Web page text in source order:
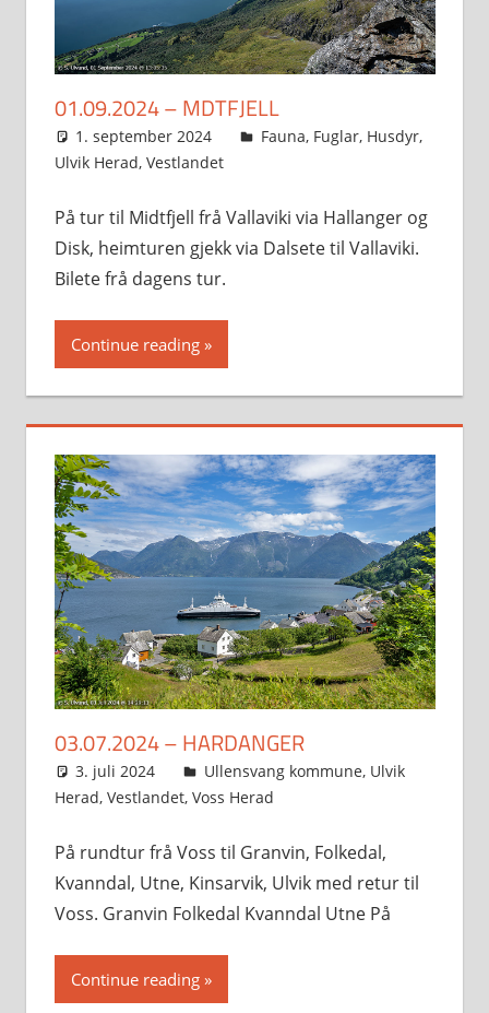
01.09.2024 – MDTFJELL
1. september 2024 Svein
Fauna, Fuglar, Husdyr,
Ulvik Herad, Vestlandet
På tur til Midtfjell frå Vallaviki via Hallanger og
Disk, heimturen gjekk via Dalsete til Vallaviki.
Bilete frå dagens tur.
Continue reading
03.07.2024 – HARDANGER
3. juli 2024 Svein
Ullensvang kommune, Ulvik
Herad, Vestlandet, Voss Herad
På rundtur frå Voss til Granvin, Folkedal,
Kvanndal, Utne, Kinsarvik, Ulvik med retur til
Voss. Granvin Folkedal Kvanndal Utne På
Continue reading